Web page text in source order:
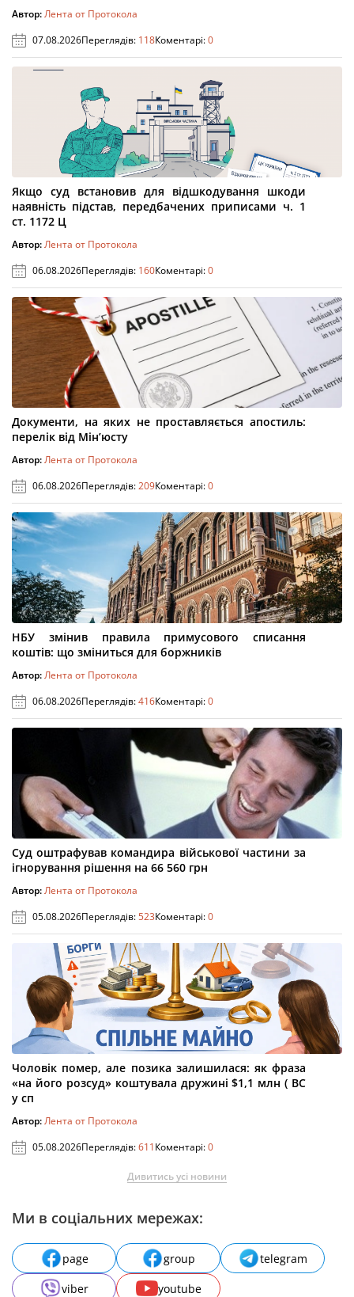
Автор:Лента от Протокола
07.08.2026Переглядів: 118Коментарі:0
Якщо суд встановив для відшкодування шкоди
наявність підстав, передбачених приписами ч. 1
ст. 1172 Ц
Автор:Лента от Протокола
06.08.2026Переглядів: 160Коментарі:0
Документи, на яких не проставляється апостиль:
перелік від Мін’юсту
Автор:Лента от Протокола
06.08.2026Переглядів:209Коментарі:0
НБУ змінив правила примусового списання
коштів: що зміниться для боржників
Автор:Лента от Протокола
06.08.2026Переглядів:416Коментарі:0
Суд оштрафував командира військової частини за
ігнорування рішення на 66 560 грн
Автор:Лента от Протокола
05.08.2026Переглядів:523Коментарі:0
Чоловік помер, але позика залишилася: як фраза
«на його розсуд» коштувала дружині $1,1 млн ( ВС
у сп
Автор:Лента от Протокола
05.08.2026Переглядів:611Коментарі:0
Дивитись усі новини
Ми в соціальних мережах:
page group
telegram
viber
youtube